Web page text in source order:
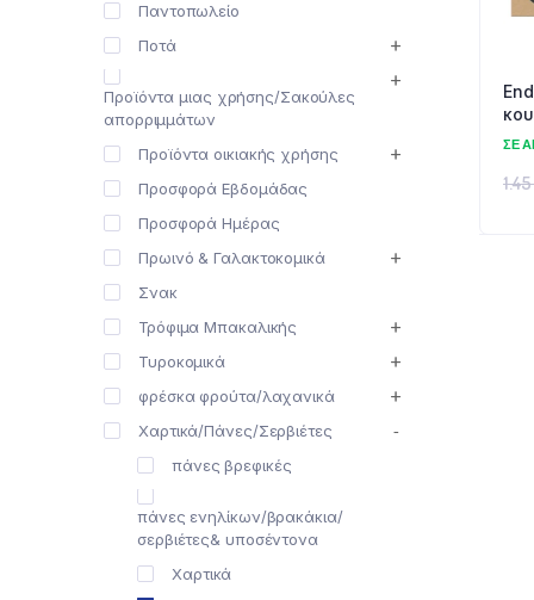
ΣΕ
1.45
Παντοπωλείο
Ποτά
Προϊόντα μιας χρήσης/Σακούλες
απορριμμάτων
Προϊόντα οικιακής χρήσης
Προσφορά Εβδομάδας
Προσφορά Ημέρας
Πρωινό & Γαλακτοκομικά
Σνακ
Τρόφιμα Μπακαλικής
Τυροκομικά
φρέσκα φρούτα/λαχανικά
Χαρτικά/Πάνες/Σερβιέτες
πάνες βρεφικές
πάνες ενηλίκων/βρακάκια/
σερβιέτες& υποσέντονα
Χαρτικά